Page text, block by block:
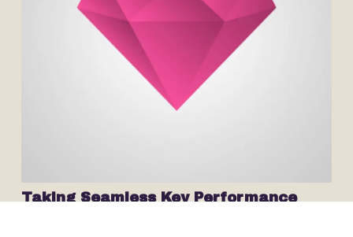
Taking Seamless Key Performance